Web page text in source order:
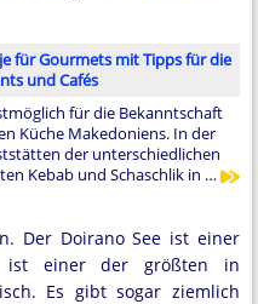
für Gourmets mit Tipps für die
und Cafés
für die Bekanntschaft
Küche Makedoniens. In der
der unterschiedlichen
Kebab und Schaschlik in …
Der Doirano See ist einer
ist einer der größten in
Es gibt sogar ziemlich